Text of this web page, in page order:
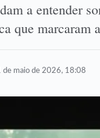
a entender
que
de maio de 2026, 18:08